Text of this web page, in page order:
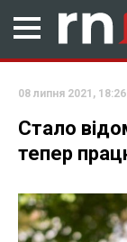
08 липня 2021, 18:26
Стало
тепер